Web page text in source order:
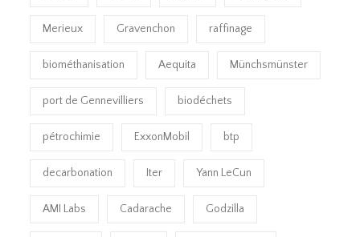
Merieux Gravenchon raffinage
biométhanisation Aequita Münchsmünster
port de Gennevilliers biodéchets
pétrochimie ExxonMobil btp
decarbonation Iter Yann LeCun
AMI Labs Cadarache Godzilla